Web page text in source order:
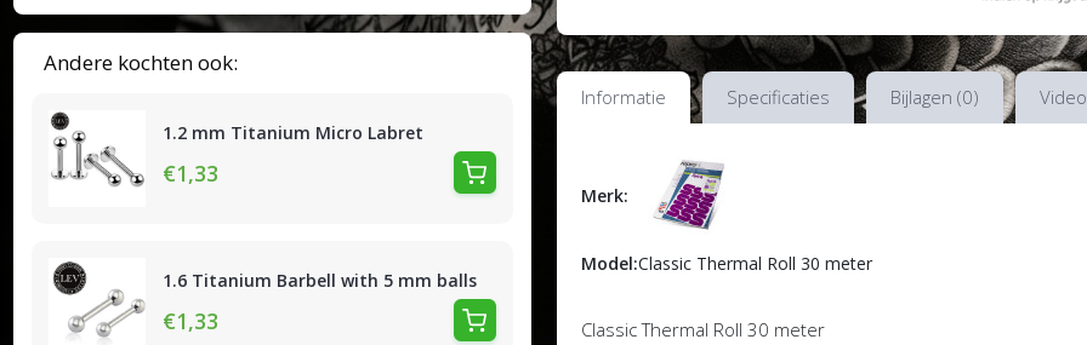
Andere kochten ook:
1.2 mm Titanium Micro Labret
€1,33
1.6 Titanium Barbell with 5 mm balls
€1,33
Informatie Specificaties Bijlagen (0)
Merk:
Model:Classic Thermal Roll 30 meter
Classic Thermal Roll 30 meter